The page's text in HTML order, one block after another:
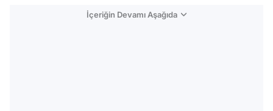
İçeriğin Devamı Aşağıda